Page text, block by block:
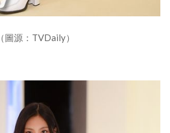
（圖源：TVDaily）